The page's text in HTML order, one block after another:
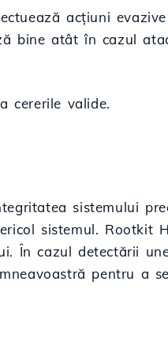
acțiuni
bine atât în cazul
cererile valide.
sistemului
sistemul. Rootkit
În cazul detectării
pentru a